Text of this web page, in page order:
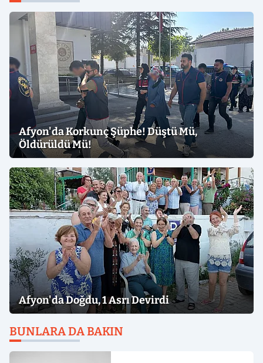
Afyon'da Korkunç Şüphe! Düştü Mü,
Öldürüldü Mü!
Afyon'da Doğdu, 1 Asrı Devirdi
BUNLARA DA BAKIN